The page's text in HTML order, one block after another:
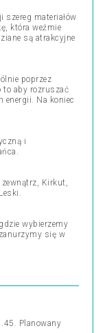
szereg materiałów
która weźmie
są atrakcyjne
poprzez
to aby rozruszać
energii. Na koniec
i
zewnątrz, Kirkut,
wybierzemy
się w
Planowany